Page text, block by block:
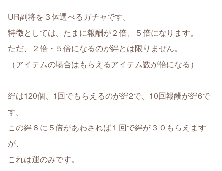
UR副将を３体選べるガチャです。
特徴としては、たまに報酬が２倍、５倍になります。
ただ、２倍・５倍になるのが絆とは限りません。
（アイテムの場合はもらえるアイテム数が倍になる）
絆は120個、1回でもらえるのが絆2で、10回報酬が絆6で
す。
この絆６に５倍があわされば１回で絆が３０もらえます
が、
これは運のみです。